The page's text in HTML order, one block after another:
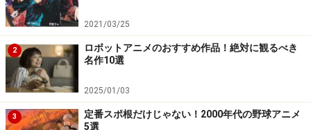
アニプレックスより
2021/03/25
2
ロボットアニメのおすすめ作品！絶対に観るべき
名作10選
2025/01/03
3
定番スポ根だけじゃない！2000年代の野球アニメ
5選